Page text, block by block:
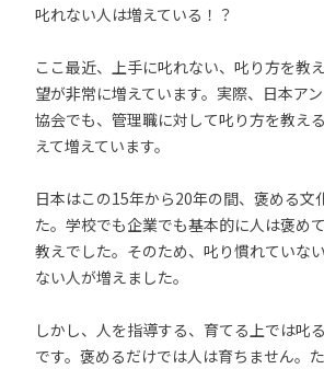
叱れない人は増えている！？
ここ最近、上手に叱れない、叱り方を教
望が非常に増えています。実際、日本ア
協会でも、管理職に対して叱り方を教え
えて増えています。
日本はこの15年から20年の間、褒める文
た。学校でも企業でも基本的に人は褒め
教えでした。そのため、叱り慣れていな
ない人が増えました。
しかし、人を指導する、育てる上では叱
です。褒めるだけでは人は育ちません。